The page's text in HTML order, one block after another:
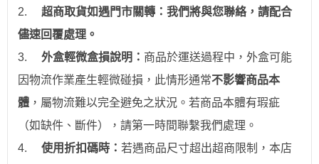
2.
超商取貨如遇門市關轉：我們將與您聯絡，請配合
儘速回覆處理。
3.
外盒輕微盒損說明： 商品於運送過程中，外盒可能
因物流作業產生輕微碰損，此情形通常不影響商品本
體 ，屬物流難以完全避免之狀況。若商品本體有瑕疵
（如缺件、斷件），請第一時間聯繫我們處理。
4.
使用折扣碼時： 若遇商品尺寸超出超商限制，本店